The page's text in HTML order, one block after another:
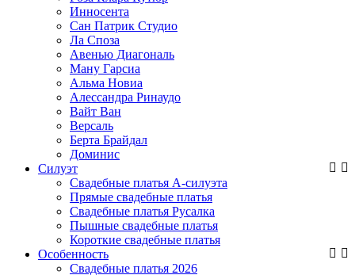
Инносента
Сан Патрик Студио
Ла Споза
Авенью Диагональ
Ману Гарсиа
Альма Новиа
Алессандра Ринаудо
Вайт Ван
Версаль
Берта Брайдал
Доминис
Силуэт
Свадебные платья А-силуэта
Прямые свадебные платья
Свадебные платья Русалка
Пышные свадебные платья
Короткие свадебные платья
Особенность
Свадебные платья 2026